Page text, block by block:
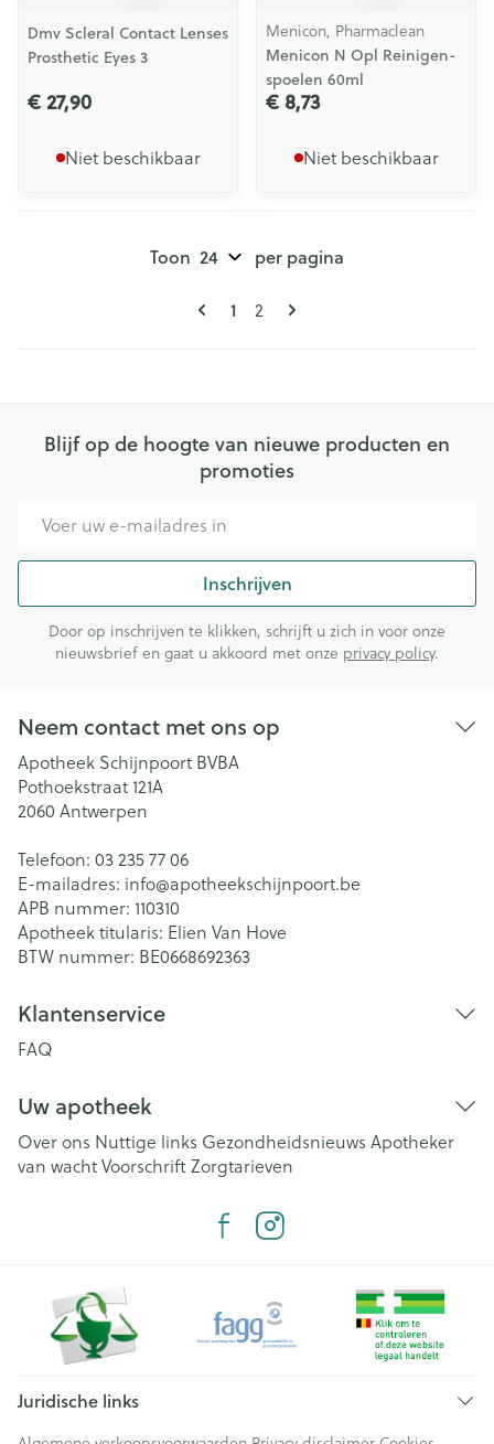
Dmv Scleral Contact Lenses
Prosthetic Eyes 3
€ 27,90
Niet beschikbaar
Menicon, Pharmaclean
Menicon N Opl Reinigen-
spoelen 60ml
€ 8,73
Niet beschikbaar
Pagina's
U lees momenteel pagina
1 Pagina
2
Toon per pagina
Blijf op de hoogte van nieuwe producten en
promoties
Inschrijven
Door op inschrijven te klikken, schrijft u zich in voor onze
nieuwsbrief en gaat u akkoord met onze privacy policy.
Neem contact met ons op
Apotheek Schijnpoort BVBA
Pothoekstraat 121A
2060 Antwerpen
Telefoon: 03 235 77 06
E-mailadres: info@apotheekschijnpoort.be
APB nummer: 110310
Apotheek titularis: Elien Van Hove
BTW nummer: BE0668692363
Klantenservice
FAQ
Uw apotheek
Over ons Nuttige links Gezondheidsnieuws Apotheker
van wachtVoorschriftZorgtarieven
Juridische links